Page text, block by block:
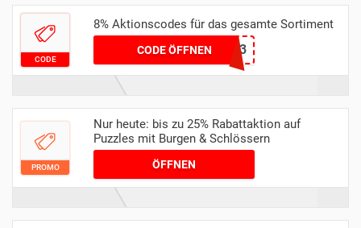
CODE
8% Aktionscodes für das gesamte Sortiment
CODE ÖFFNEN
PUZZLE2023
PROMO
Nur heute: bis zu 25% Rabattaktion auf
Puzzles mit Burgen & Schlössern
ÖFFNEN